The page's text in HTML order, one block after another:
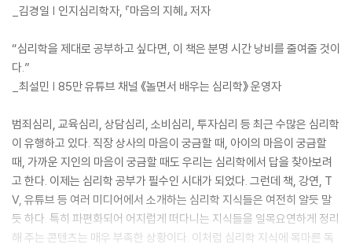
_김경일 | 인지심리학자, 『마음의 지혜』 저자
“심리학을 제대로 공부하고 싶다면, 이 책은 분명 시간 낭비를 줄여줄 것이
다.”
_최설민 | 85만 유튜브 채널 《놀면서 배우는 심리학》 운영자
범죄심리, 교육심리, 상담심리, 소비심리, 투자심리 등 최근 수많은 심리학
이 유행하고 있다. 직장 상사의 마음이 궁금할 때, 아이의 마음이 궁금할
때, 가까운 지인의 마음이 궁금할 때도 우리는 심리학에서 답을 찾아보려
고 한다. 이제는 심리학 공부가 필수인 시대가 되었다. 그런데 책, 강연, T
V, 유튜브 등 여러 미디어에서 소개하는 심리학 지식들은 여전히 알듯 말
듯 하다. 특히 파편화되어 어지럽게 떠다니는 지식들을 일목요연하게 정리
해 주는 콘텐츠는 매우 부족한 상황이다. 이처럼 심리학 지식에 목마른 독